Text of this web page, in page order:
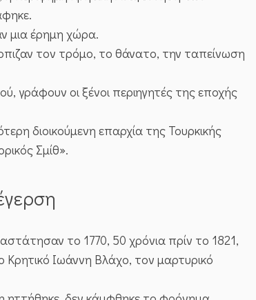
μια έρημη χώρα.
τον τρόμο, το θάνατο, την ταπείνωση
γράφουν οι ξένοι περιηγητές της εποχής
διοικούμενη επαρχία της Τουρκικής
Σμίθ».
το 1770, 50 χρόνια πρίν το 1821,
Ιωάννη Βλάχο, τον μαρτυρικό